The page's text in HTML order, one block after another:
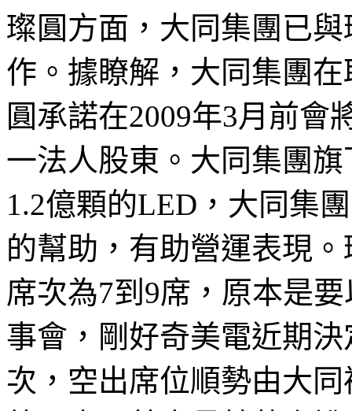
璨圓方面，大同集團已
作。據瞭解，大同集團
圓承諾在2009年3月前會
一法人股東。大同集團
1.2億顆的LED，大同集
的幫助，有助營運表現
席次為7到9席，原本是
事會，剛好奇美電近期
次，空出席位順勢由大